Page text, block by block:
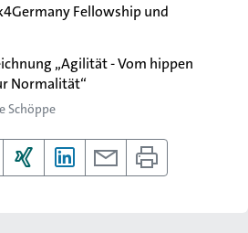
Fellowship und
„Agilität - Vom hippen
Normalität“
Schöppe